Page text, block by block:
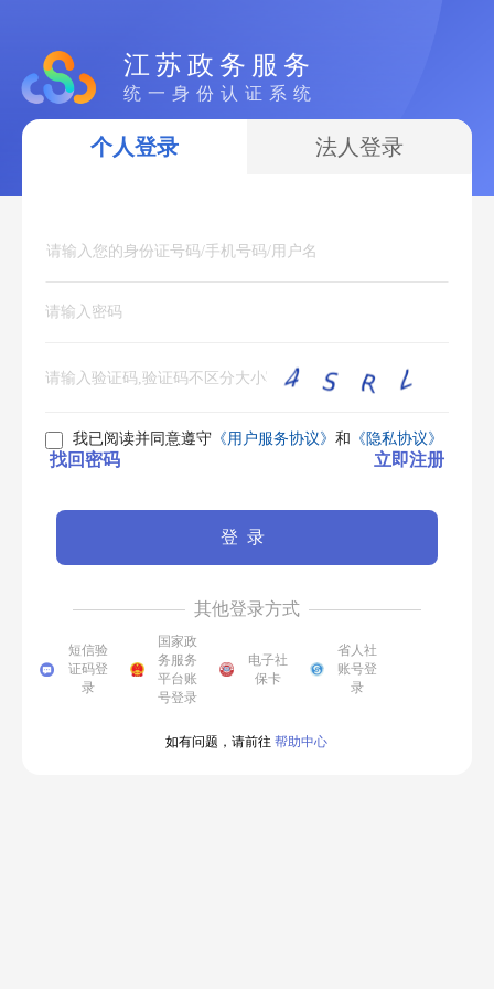
江苏政务服务
统一身份认证系统
个人登录 法人登录
我已阅读并同意遵守《用户服务协议》 和 《隐私协议》
找回密码 立即注册
登录
其他登录方式
短信验
证码登
录
国家政
务服务
平台账
号登录
电子社
保卡
省人社
账号登
录
如有问题，请前往 帮助中心